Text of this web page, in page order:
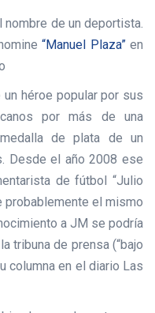
nombre de un deportista.
“Manuel Plaza”en
héroe popular por sus
por más de una
de plata de un
Desde el año 2008 ese
de fútbol “Julio
probablemente el mismo
a JM se podría
tribuna de prensa (“bajo
columna en el diario Las